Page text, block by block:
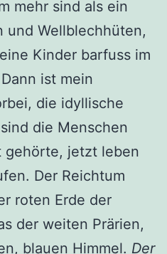
mehr sind als ein
und Wellblechhüten,
Kinder barfuss im
ist mein
die idyllische
die Menschen
gehörte, jetzt leben
Der Reichtum
roten Erde der
der weiten Prärien,
blauen Himmel. Der